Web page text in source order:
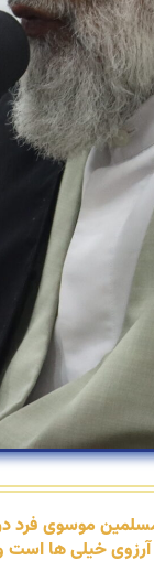
موسوی
آرزوی خیلی